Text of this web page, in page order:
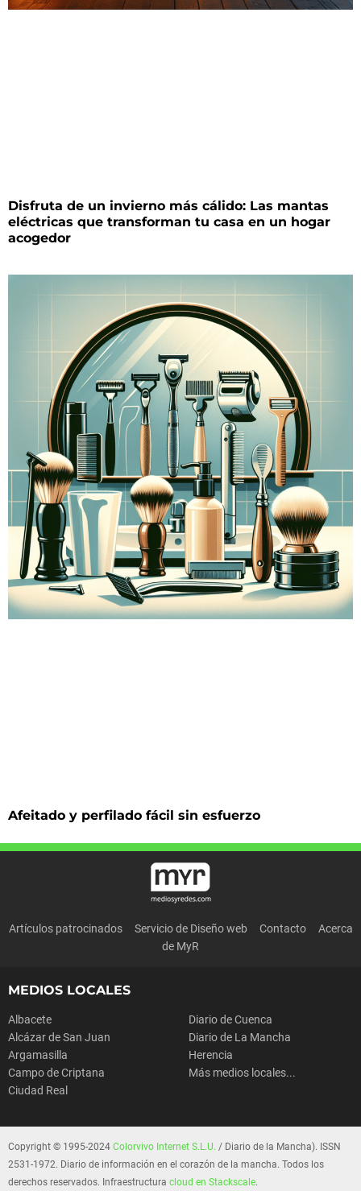
Disfruta de un invierno más cálido: Las mantas
eléctricas que transforman tu casa en un hogar
acogedor
Afeitado y perfilado fácil sin esfuerzo
Artículos patrocinados Servicio de Diseño web Contacto
Acerca
de MyR
MEDIOS LOCALES
Albacete
Alcázar de San Juan
Argamasilla
Campo de Criptana
Ciudad Real
Diario de Cuenca
Diario de La Mancha
Herencia
Más medios locales...
Copyright © 1995-2024 Colorvivo Internet S.L.U. / Diario de la Mancha). ISSN
2531-1972. Diario de información en el corazón de la mancha. Todos los
derechos reservados. Infraestructura cloud en Stackscale.